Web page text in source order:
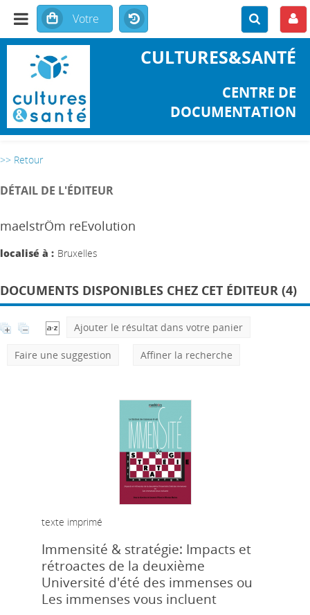
CULTURES&SANTÉ
CENTRE DE
DOCUMENTATION
>> Retour
DÉTAIL DE L'ÉDITEUR
maelstrÖm reEvolution
localisé à : Bruxelles
DOCUMENTS DISPONIBLES CHEZ CET ÉDITEUR (4)
Ajouter le résultat dans votre panier
Faire une suggestion Affiner la recherche
texte imprimé
Immensité & stratégie: Impacts et
rétroactes de la deuxième
Université d'été des immenses ou
Les immenses vous incluent